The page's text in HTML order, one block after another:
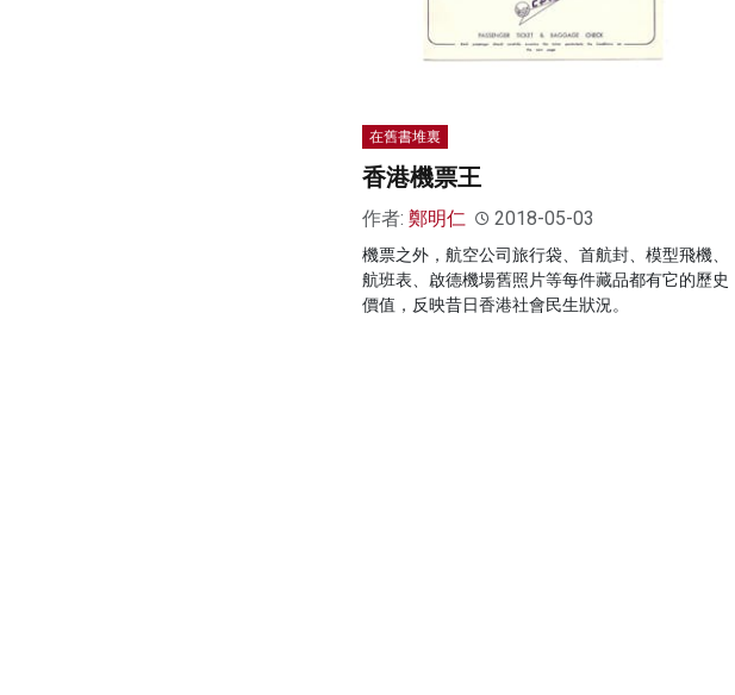
在舊書堆裏
香港機票王
作者: 鄭明仁 2018-05-03
機票之外，航空公司旅行袋、首航封、模型飛機、
航班表、啟德機場舊照片等每件藏品都有它的歷史
價值，反映昔日香港社會民生狀況。